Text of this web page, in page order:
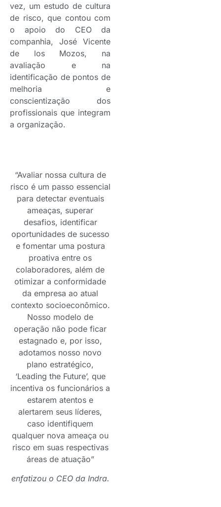
vez, um estudo de cultura
de risco, que contou com
o apoio do CEO da
companhia, José Vicente
de los Mozos, na
avaliação e na
identificação de pontos de
melhoria e
conscientização dos
profissionais que integram
a organização.
“Avaliar nossa cultura de
risco é um passo essencial
para detectar eventuais
ameaças, superar
desafios, identificar
oportunidades de sucesso
e fomentar uma postura
proativa entre os
colaboradores, além de
otimizar a conformidade
da empresa ao atual
contexto socioeconômico.
Nosso modelo de
operação não pode ficar
estagnado e, por isso,
adotamos nosso novo
plano estratégico,
‘Leading the Future’, que
incentiva os funcionários a
estarem atentos e
alertarem seus líderes,
caso identifiquem
qualquer nova ameaça ou
risco em suas respectivas
áreas de atuação”
enfatizou o CEO da Indra.